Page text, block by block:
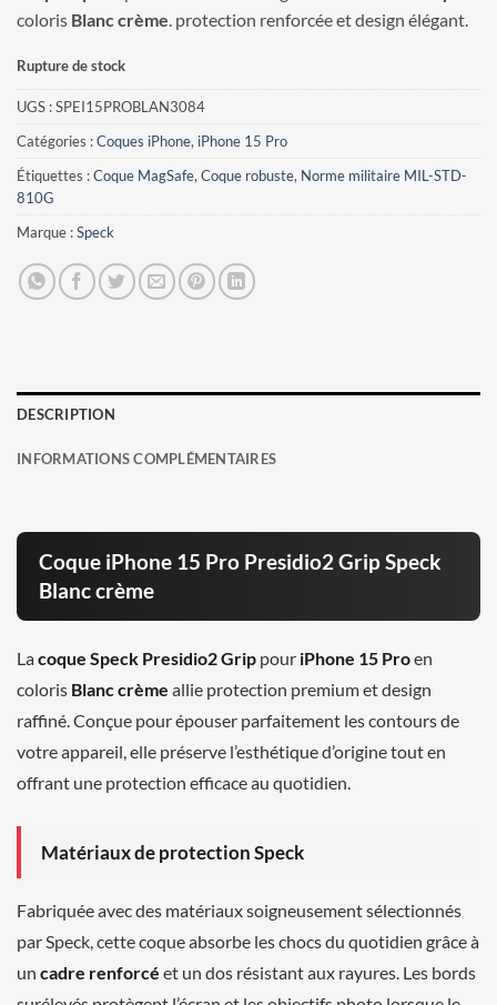
coloris Blanc crème. protection renforcée et design élégant.
Rupture de stock
UGS :SPEI15PROBLAN3084
Catégories :Coques iPhone, iPhone 15 Pro
Étiquettes :Coque MagSafe, Coque robuste, Norme militaire MIL-STD-
810G
Marque :Speck
DESCRIPTION
INFORMATIONS COMPLÉMENTAIRES
Coque iPhone 15 Pro Presidio2 Grip Speck
Blanc crème
Lacoque Speck Presidio2 Grip pour iPhone 15 Proen
coloris Blanc crème allie protection premium et design
raffiné. Conçue pour épouser parfaitement les contours de
votre appareil, elle préserve l’esthétique d’origine tout en
offrant une protection efficace au quotidien.
Matériaux de protection Speck
Fabriquée avec des matériaux soigneusement sélectionnés
par Speck, cette coque absorbe les chocs du quotidien grâce à
un cadre renforcé et un dos résistant aux rayures. Les bords